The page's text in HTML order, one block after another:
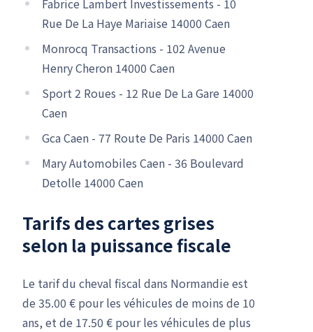
Fabrice Lambert Investissements - 10
Rue De La Haye Mariaise 14000 Caen
Monrocq Transactions - 102 Avenue
Henry Cheron 14000 Caen
Sport 2 Roues - 12 Rue De La Gare 14000
Caen
Gca Caen - 77 Route De Paris 14000 Caen
Mary Automobiles Caen - 36 Boulevard
Detolle 14000 Caen
Tarifs des cartes grises
selon la puissance fiscale
Le tarif du cheval fiscal dans Normandie est
de 35.00 € pour les véhicules de moins de 10
ans, et de 17.50 € pour les véhicules de plus